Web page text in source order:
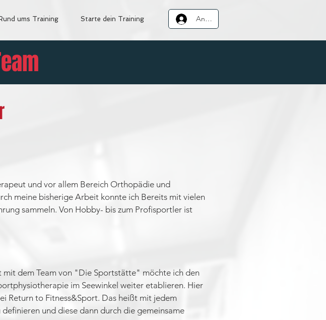
ums Training Starte dein Training Anmelden
und vor allem Bereich Orthopädie und
meine bisherige Arbeit konnte ich Bereits mit vielen
sammeln. Von Hobby- bis zum Profisportler ist
mit dem Team von "Die Sportstätte" möchte ich den
im Seewinkel weiter etablieren. Hier
Return to Fitness&Sport. Das heißt mit jedem
und diese dann durch die gemeinsame